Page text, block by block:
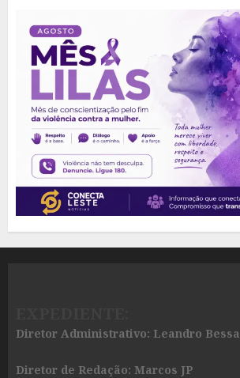
Diretor Administrativo: Leandro Bessa
Diretor de Redação: Marcos JP